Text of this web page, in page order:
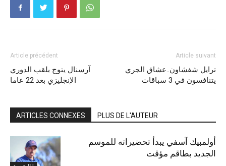
Article précédent
آرسنال يتوج بلقب الدوري
الإنجليزي بعد 22 عاما
Article suivant
ترايل شفشاون..عشاق الجري
يتنافسون في 3 سباقات
ARTICLES CONNEXES PLUS DE L'AUTEUR
أولمبيك آسفي يبدأ تحضيراته للموسم
الجديد بطاقم مؤقت